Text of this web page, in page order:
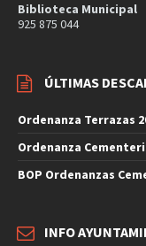
Biblioteca Municipal
925 875 044
ÚLTIMAS
Ordenanza Terrazas
Ordenanza
BOP Ordenanzas
INFO